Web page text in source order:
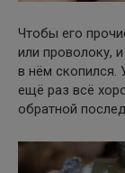
Чтобы его
или проволоку,
в нём скопился.
ещё раз всё
обратной